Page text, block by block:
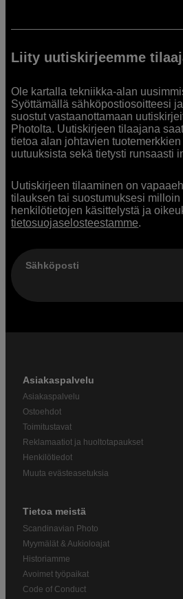
Liity uutiskirjeemme
Ole kartalla tekniikka-alan
Syöttämällä sähköpostiosoitteesi
suostut vastaanottamaan
Photolta. Uutiskirjeen tilaajana
tietoa alan johtavien
uutuuksista sekä tietysti runsaasti
Uutiskirjeen tilaaminen on
tilauksen tai suostumuksesi
henkilötietojen käsittelystä ja
tietosuojaselosteestamme.
Sähköposti
Asiakaspalvelu
Asiakaspalvelu
Ostoehdot
Toimitustavat
Reklamaatiot ja huoltotapaukset
Henkilötiedot
Muuta evästeasetuksia
Tietoa meistä
Scandinavian Photo
Myymälät & Aukioloajat
Historiamme
Avoimet työpaikat
Code of Conduct